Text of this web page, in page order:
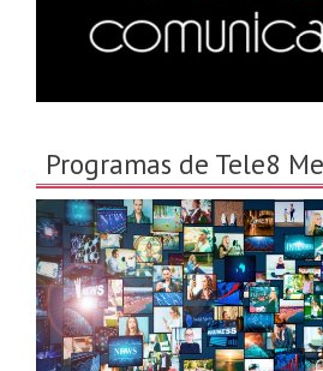
Programas de Tele8